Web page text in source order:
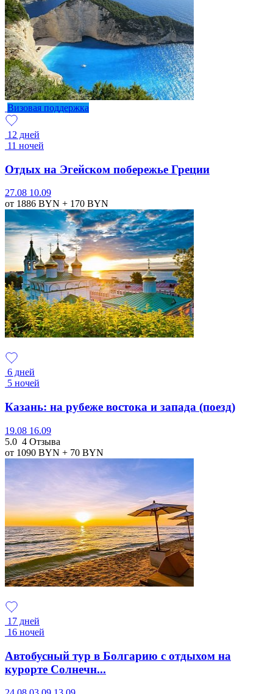
Визовая поддержка
12 дней
11 ночей
Отдых на Эгейском побережье Греции
27.08 10.09
от 1886 BYN + 170 BYN
6 дней
5 ночей
Казань: на рубеже востока и запада (поезд)
19.08 16.09
5.0 4 Отзыва
от 1090 BYN + 70 BYN
17 дней
16 ночей
Автобусный тур в Болгарию с отдыхом на
курорте Солнечн...